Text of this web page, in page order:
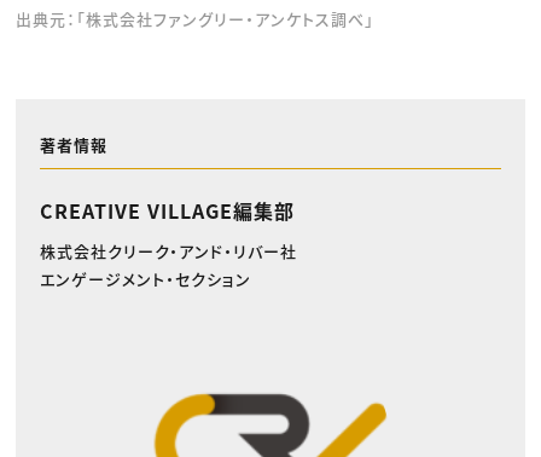
出典元：「株式会社ファングリー・アンケトス調べ」
著者情報
CREATIVE VILLAGE編集部
株式会社クリーク・アンド・リバー社
エンゲージメント・セクション